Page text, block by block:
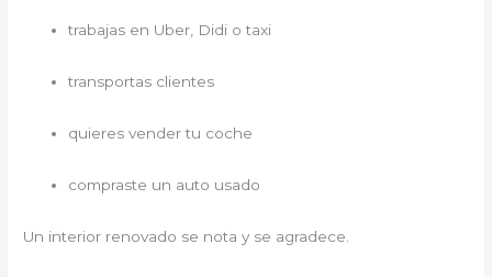
trabajas en Uber, Didi o taxi
transportas clientes
quieres vender tu coche
compraste un auto usado
Un interior renovado se nota y se agradece.